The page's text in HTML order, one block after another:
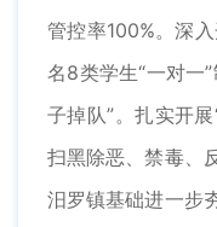
管控率100%。深
名8类学生“一对一
子掉队”。扎实开
扫黑除恶、禁毒、
汨罗镇基础进一步